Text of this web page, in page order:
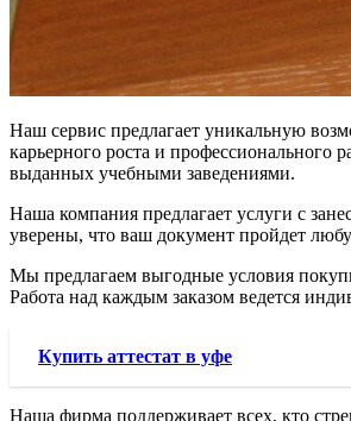
Наш сервис предлагает уникальную
карьерного роста и
выданных учебными заведениями.
Наша компания предлагает услуги с
уверены, что ваш документ пройдет
Мы предлагаем выгодные условия
Работа над каждым заказом ведется
Купить аттестат в уфе
Наша фирма поддерживает всех, кто